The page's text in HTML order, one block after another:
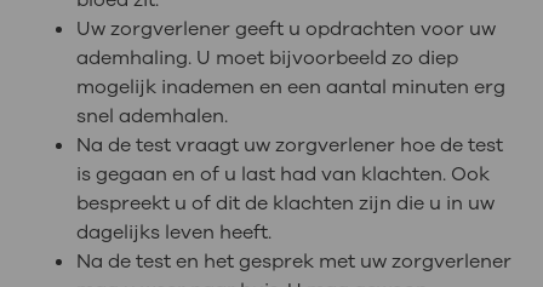
Uw zorgverlener geeft u opdrachten voor uw
ademhaling. U moet bijvoorbeeld zo diep
mogelijk inademen en een aantal minuten erg
snel ademhalen.
Na de test vraagt uw zorgverlener hoe de test
is gegaan en of u last had van klachten. Ook
bespreekt u of dit de klachten zijn die u in uw
dagelijks leven heeft.
Na de test en het gesprek met uw zorgverlener